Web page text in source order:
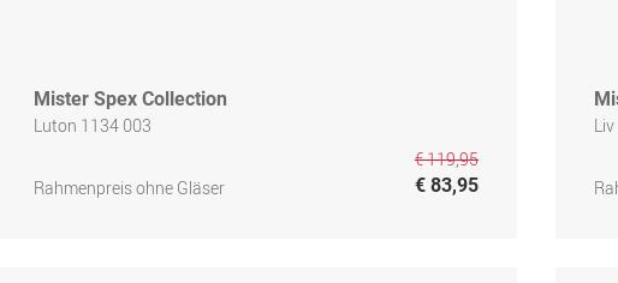
Mister Spex Collection
Luton 1134 003
Rahmenpreis ohne Gläser
€ 119,95
€ 83,95